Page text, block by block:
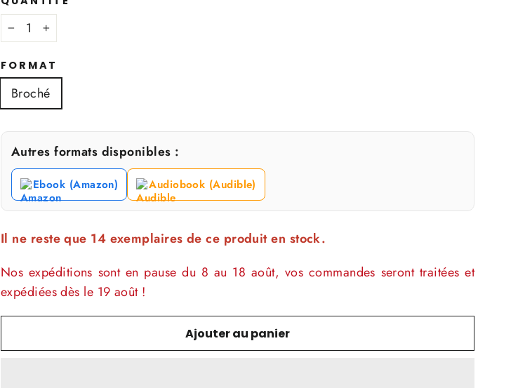
− +
FORMAT
Broché
Autres formats disponibles :
Ebook (Amazon) Audiobook (Audible)
Il ne reste que 14 exemplaires de ce produit en stock.
Nos expéditions sont en pause du 8 au 18 août, vos commandes seront traitées et
expédiées dès le 19 août !
Ajouter au panier